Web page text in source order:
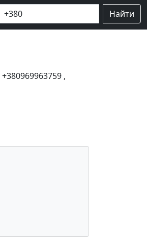
Найти
+380969963759 ,